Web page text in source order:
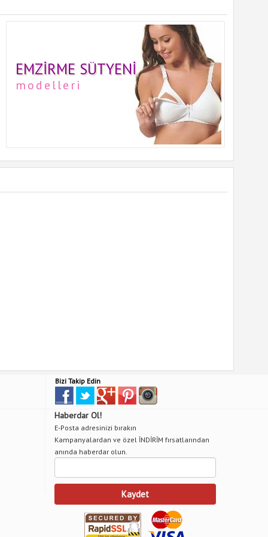
EMZIRME SÜTYENI
modelleri
Bizi Takip Edin
Haberdar Ol!
E-Posta adresinizi bırakın
Kampanyalardan ve özel İNDİRİM fırsatlarından
anında haberdar olun.
Kaydet